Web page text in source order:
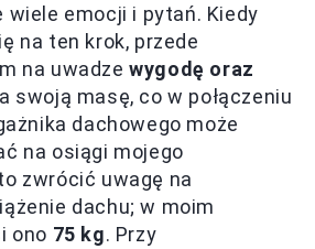
wiele emocji i pytań. Kiedy
na ten krok, przede
na uwadzewygodę oraz
swoją masę, co w połączeniu
dachowego może
na osiągi mojego
zwrócić uwagę na
dachu; w moim
ono 75 kg. Przy